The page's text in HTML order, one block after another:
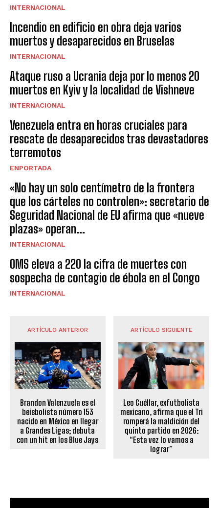
INTERNACIONAL
Incendio en edificio en obra deja varios
muertos y desaparecidos en Bruselas
INTERNACIONAL
Ataque ruso a Ucrania deja por lo menos 20
muertos en Kyiv y la localidad de Vishneve
INTERNACIONAL
Venezuela entra en horas cruciales para
rescate de desaparecidos tras devastadores
terremotos
ENPORTADA
«No hay un solo centímetro de la frontera
que los cárteles no controlen»: secretario de
Seguridad Nacional de EU afirma que «nueve
plazas» operan...
INTERNACIONAL
OMS eleva a 220 la cifra de muertes con
sospecha de contagio de ébola en el Congo
INTERNACIONAL
ARTÍCULO ANTERIOR
Brandon Valenzuela es el
beisbolista número 153
nacido en México en llegar
a Grandes Ligas; debuta
con un hit en los Blue Jays
ARTÍCULO SIGUIENTE
Leo Cuéllar, exfutbolista
mexicano, afirma que el Tri
romperá la maldición del
quinto partido en 2026:
“Esta vez lo vamos a
lograr”